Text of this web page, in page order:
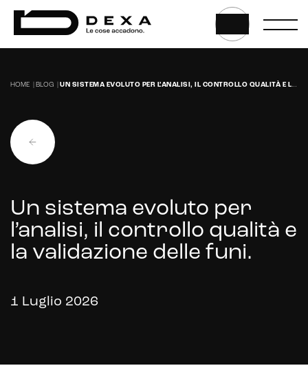
Web, App & Digital solution
Web application e app
Sviluppo CMS personalizzati
Headless CMS
UX/UI Design
HOME BLOG UN SISTEMA EVOLUTO PER L’ANALISI, IL CONTROLLO QUALITÀ E LA VALIDAZIONE DELLE FUNI.
Un sistema evoluto per
l’analisi, il controllo qualità e
la validazione delle funi.
1 Luglio 2026